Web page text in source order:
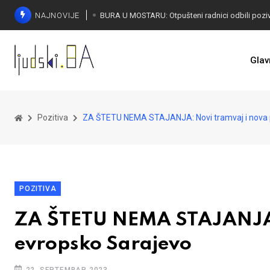
NAJNOVIJE
Pozitiva ZA ŠTETU NEMA STAJANJA: Novi tramvaj i
POZITIVA
ZA ŠTETU NEMA
evropsko Sarajevo